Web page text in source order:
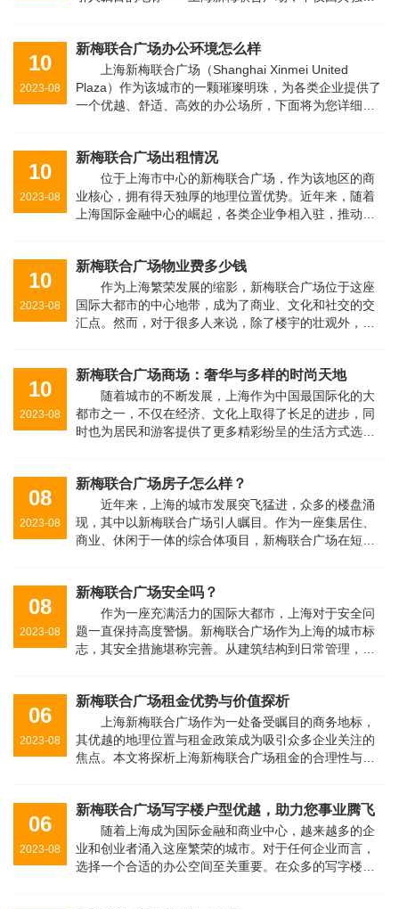
10
2023-08
新梅联合广场办公环境怎么样
上海新梅联合广场（Shanghai Xinmei United
Plaza）作为该城市的一颗璀璨明珠，为各类企业提供了
一个优越、舒适、高效的办公场所，下面将为您详细介
10
2023-08
新梅联合广场出租情况
位于上海市中心的新梅联合广场，作为该地区的商
业核心，拥有得天独厚的地理位置优势。近年来，随着
上海国际金融中心的崛起，各类企业争相入驻，推动了
10
2023-08
新梅联合广场物业费多少钱
作为上海繁荣发展的缩影，新梅联合广场位于这座
国际大都市的中心地带，成为了商业、文化和社交的交
汇点。然而，对于很多人来说，除了楼宇的壮观外，关
10
2023-08
新梅联合广场商场：奢华与多样的时尚天地
随着城市的不断发展，上海作为中国最国际化的大
都市之一，不仅在经济、文化上取得了长足的进步，同
时也为居民和游客提供了更多精彩纷呈的生活方式选
08
2023-08
新梅联合广场房子怎么样？
近年来，上海的城市发展突飞猛进，众多的楼盘涌
现，其中以新梅联合广场引人瞩目。作为一座集居住、
商业、休闲于一体的综合体项目，新梅联合广场在短时
08
2023-08
新梅联合广场安全吗？
作为一座充满活力的国际大都市，上海对于安全问
题一直保持高度警惕。新梅联合广场作为上海的城市标
志，其安全措施堪称完善。从建筑结构到日常管理，无
06
2023-08
新梅联合广场租金优势与价值探析
上海新梅联合广场作为一处备受瞩目的商务地标，
其优越的地理位置与租金政策成为吸引众多企业关注的
焦点。本文将探析上海新梅联合广场租金的合理性与优
06
2023-08
新梅联合广场写字楼户型优越，助力您事业腾飞
随着上海成为国际金融和商业中心，越来越多的企
业和创业者涌入这座繁荣的城市。对于任何企业而言，
选择一个合适的办公空间至关重要。在众多的写字楼